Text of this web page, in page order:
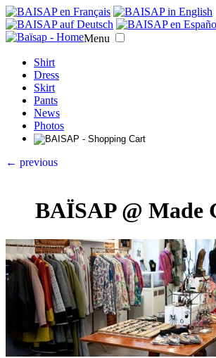
Menu
Shirt
Dress
Skirt
Pants
News
Photos
← previous
BAÏSAP @ Made